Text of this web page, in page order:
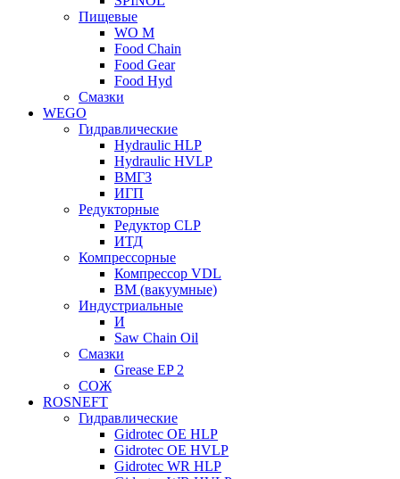
Пищевые
WO M
Food Chain
Food Gear
Food Hyd
Смазки
WEGO
Гидравлические
Hydraulic HLP
Hydraulic HVLP
ВМГЗ
ИГП
Редукторные
Редуктор CLP
ИТД
Компрессорные
Компрессор VDL
ВМ (вакуумные)
Индустриальные
И
Saw Chain Oil
Смазки
Grease EP 2
СОЖ
ROSNEFT
Гидравлические
Gidrotec OE HLP
Gidrotec OE HVLP
Gidrotec WR HLP